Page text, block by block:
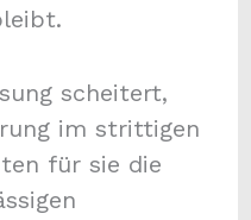
scheitert,
im strittigen
für sie die